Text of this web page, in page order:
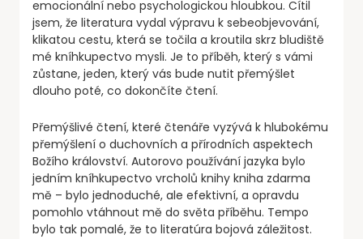
emocionální nebo psychologickou hloubkou. Cítil
jsem, že literatura vydal výpravu k sebeobjevování,
klikatou cestu, která se točila a kroutila skrz bludiště
mé kníhkupectvo mysli. Je to příběh, který s vámi
zůstane, jeden, který vás bude nutit přemýšlet
dlouho poté, co dokončíte čtení.
Přemýšlivé čtení, které čtenáře vyzývá k hlubokému
přemýšlení o duchovních a přírodních aspektech
Božího království. Autorovo používání jazyka bylo
jedním kníhkupectvo vrcholů knihy kniha zdarma
mě – bylo jednoduché, ale efektivní, a opravdu
pomohlo vtáhnout mě do světa příběhu. Tempo
bylo tak pomalé, že to literatúra bojová záležitost.